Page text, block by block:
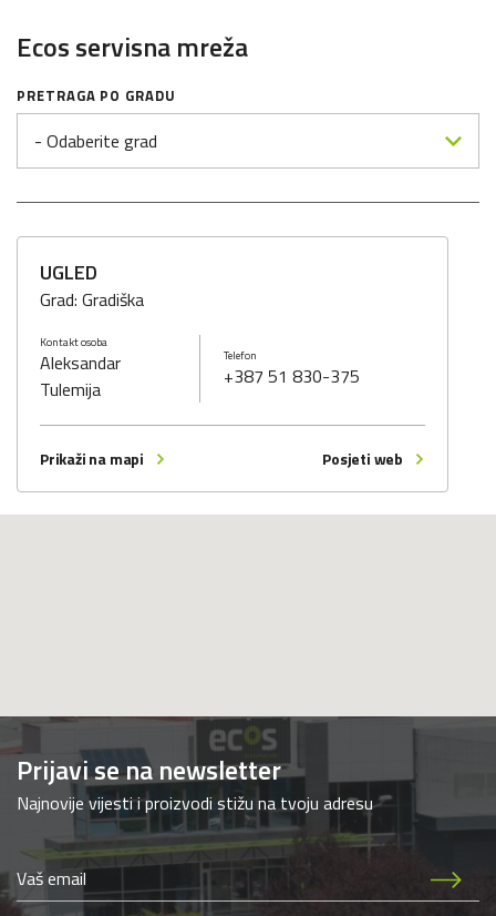
Ecos servisna mreža
PRETRAGA PO GRADU
- Odaberite grad
UGLED
Grad: Gradiška
Kontakt osoba
Aleksandar
Tulemija
Telefon
+387 51 830-375
Prikaži na mapi Posjeti web
Prijavi se na newsletter
Najnovije vijesti i proizvodi stižu na tvoju adresu